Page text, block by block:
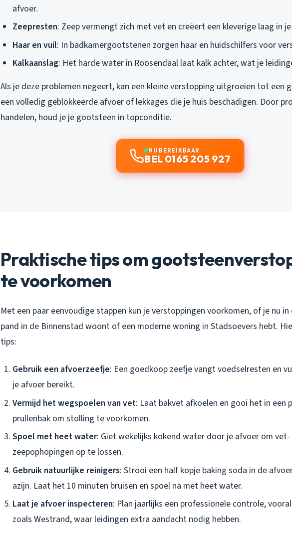
afvoer.
Zeepresten: Zeep vermengt zich met vet en creëert een kleverige laag in
Haar en vuil: In badkamergootstenen zorgen haar en huidschilfers voor
Kalkaanslag: Het harde water in Roosendaal laat kalk achter, wat je
Als je deze problemen negeert, kan een kleine verstopping uitgroeien tot een
een volledig geblokkeerde afvoer of lekkages die je huis beschadigen. Door
handelen, houd je je gootsteen in topconditie.
NU BEREIKBAAR
BEL 0165 205 927
Praktische tips om
te voorkomen
Met een paar eenvoudige stappen kun je verstoppingen voorkomen, of je nu
pand in de Binnenstad woont of een moderne woning in Stadsoevers hebt.
tips:
Gebruik een afvoerzeefje: Een goedkoop zeefje vangt voedselresten en
je afvoer bereikt.
Vermijd het wegspoelen van vet: Laat bakvet afkoelen en gooi het in een
prullenbak om stolling te voorkomen.
Spoel met heet water: Giet wekelijks kokend water door je afvoer om vet-
zeepophopingen op te lossen.
Gebruik natuurlijke reinigers: Strooi een half kopje baking soda in de
azijn. Laat het 10 minuten bruisen en spoel na met heet water.
Laat je afvoer inspecteren: Plan jaarlijks een professionele controle,
zoals Westrand, waar leidingen extra aandacht nodig hebben.